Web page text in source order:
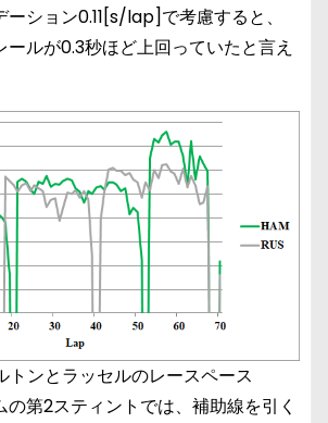
ション0.11[s/lap]で考慮すると、
ルが0.3秒ほど上回っていたと言え
トンとラッセルのレースペース
第2スティントでは、補助線を引く